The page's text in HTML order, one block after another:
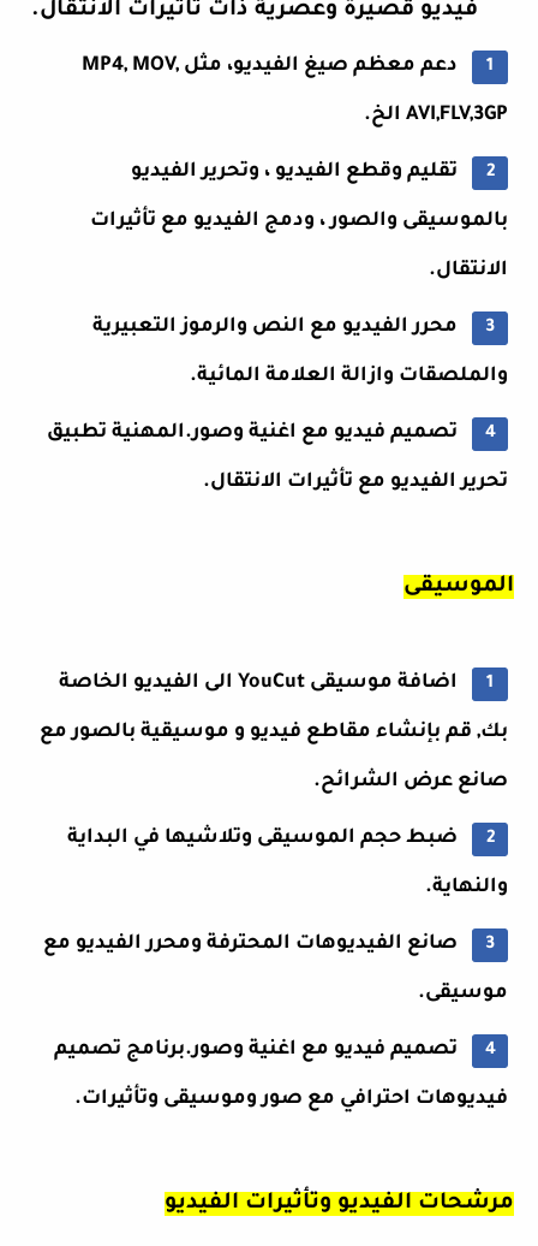
فيديو قصيرة وعصرية ذات تأثيرات الانتقال.
دعم معظم صيغ الفيديو، مثل MP4, MOV,
AVI,FLV,3GP الخ.
تقليم وقطع الفيديو ، وتحرير الفيديو
بالموسيقى والصور ، ودمج الفيديو مع تأثيرات
الانتقال.
محرر الفيديو مع النص والرموز التعبيرية
والملصقات وازالة العلامة المائية.
تصميم فيديو مع اغنية وصور.المهنية تطبيق
تحرير الفيديو مع تأثيرات الانتقال.
الموسيقى
اضافة موسيقى YouCut الى الفيديو الخاصة
بك, قم بإنشاء مقاطع فيديو و موسيقية بالصور مع
صانع عرض الشرائح.
ضبط حجم الموسيقى وتلاشيها في البداية
والنهاية.
صانع الفيديوهات المحترفة ومحرر الفيديو مع
موسيقى.
تصميم فيديو مع اغنية وصور.برنامج تصميم
فيديوهات احترافي مع صور وموسيقى وتأثيرات.
مرشحات الفيديو وتأثيرات الفيديو